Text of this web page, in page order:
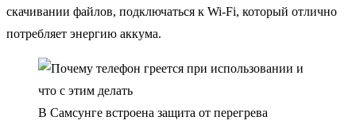
скачивании файлов, подключаться к Wi-Fi, который отлично
потребляет энергию аккума.
В Самсунге встроена защита от перегрева